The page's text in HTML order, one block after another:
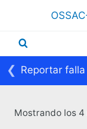
contenido
Reportar falla
❮
Mostrando los